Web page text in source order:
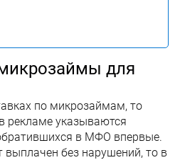
для
по микрозаймам, то
рекламе указываются
в МФО впервые.
выплачен без нарушений, то в